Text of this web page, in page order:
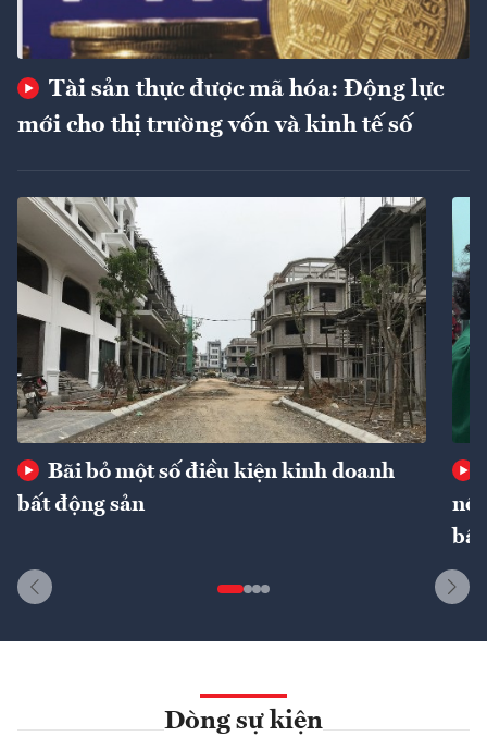
Tài sản thực được mã hóa: Động lực
mới cho thị trường vốn và kinh tế số
Bãi bỏ một số điều kiện kinh doanh
bất động sản
Dòng sự kiện